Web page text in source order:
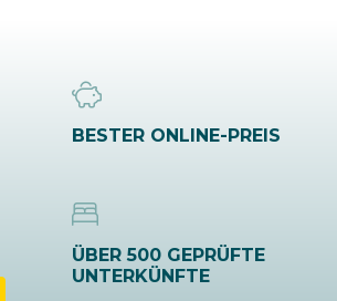
BESTER ONLINE-PREIS
ÜBER 500 GEPRÜFTE
UNTERKÜNFTE